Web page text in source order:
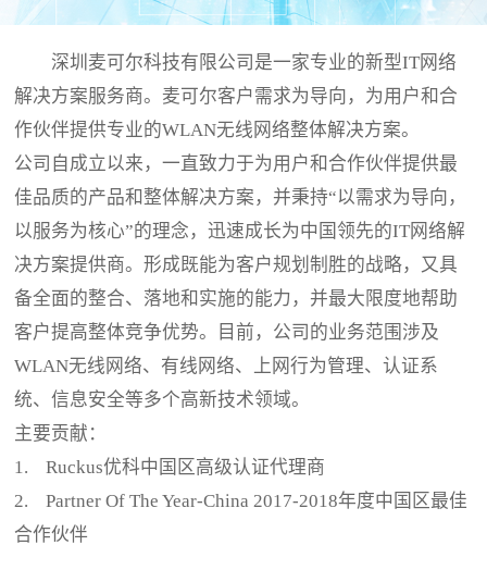
深圳麦可尔科技有限公司是一家专业的新型IT网络
解决方案服务商。麦可尔客户需求为导向，为用户和合
作伙伴提供专业的WLAN无线网络整体解决方案。
公司自成立以来，一直致力于为用户和合作伙伴提供最
佳品质的产品和整体解决方案，并秉持“以需求为导向，
以服务为核心”的理念，迅速成长为中国领先的IT网络解
决方案提供商。形成既能为客户规划制胜的战略，又具
备全面的整合、落地和实施的能力，并最大限度地帮助
客户提高整体竞争优势。目前，公司的业务范围涉及
WLAN无线网络、有线网络、上网行为管理、认证系
统、信息安全等多个高新技术领域。
主要贡献：
1. Ruckus优科中国区高级认证代理商
2. Partner Of The Year-China 2017-2018年度中国区最佳
合作伙伴